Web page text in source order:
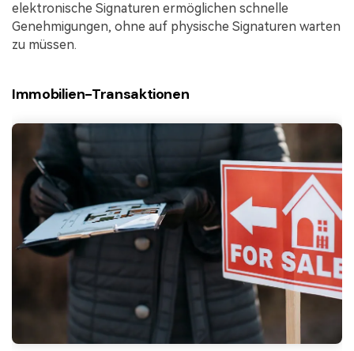
elektronische Signaturen ermöglichen schnelle
Genehmigungen, ohne auf physische Signaturen warten
zu müssen.
Immobilien-Transaktionen